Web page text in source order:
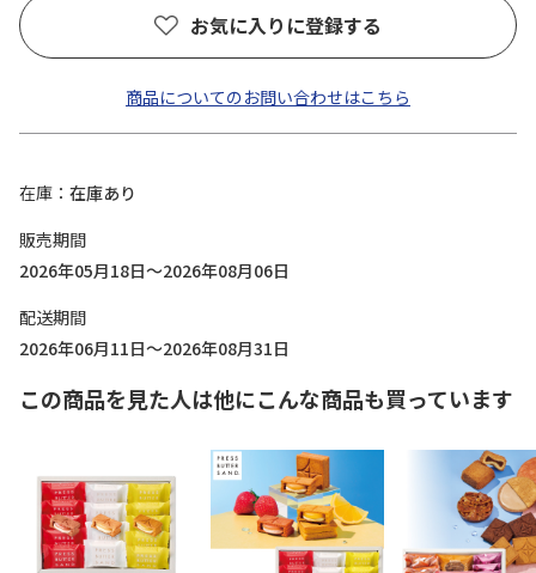
お気に入りに登録する
商品についてのお問い合わせはこちら
在庫
在庫あり
販売期間
2026年05月18日～2026年08月06日
配送期間
2026年06月11日～2026年08月31日
この商品を見た人は他にこんな商品も買っています